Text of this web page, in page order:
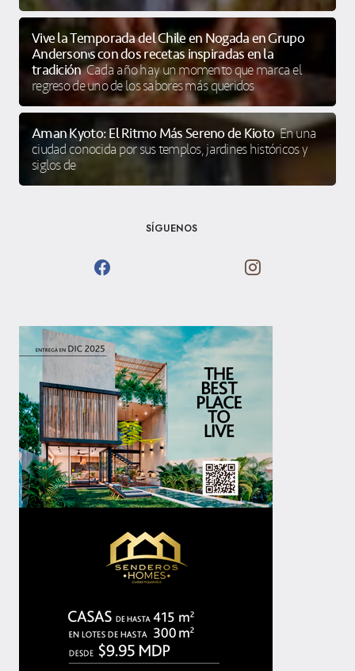
Vive la Temporada del Chile en Nogada en Grupo
Anderson’s con dos recetas inspiradas en la
tradición Cada año hay un momento que marca el
regreso de uno de los sabores más queridos
Aman Kyoto: El Ritmo Más Sereno de Kioto En una
ciudad conocida por sus templos, jardines históricos y
siglos de
SÍGUENOS